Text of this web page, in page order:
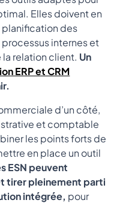
Elles doivent en
planification des
internes et
relation client. Un
ERP et CRM
d’un côté,
et comptable
les points forts de
en place un outil
ESN peuvent
tirer pleinement parti
intégrée, pour